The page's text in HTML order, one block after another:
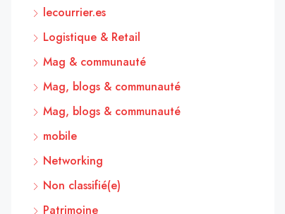
lecourrier.es
Logistique & Retail
Mag & communauté
Mag, blogs & communauté
Mag, blogs & communauté
mobile
Networking
Non classifié(e)
Patrimoine